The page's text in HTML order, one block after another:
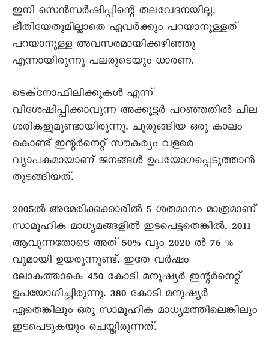
ഇനി സെൻസർഷിപ്പിന്റെ തലവേദനയില്ല,
ഭീതിയേതുമില്ലാതെ ഏവർക്കും പറയാനുള്ളത്
പറയാനുള്ള അവസരമായിക്കഴിഞ്ഞു
എന്നായിരുന്നു പലരുടെയും ധാരണ.
ടെക്നോഫിലിക്കുകൾ എന്ന്
വിശേഷിപ്പിക്കാവുന്ന അക്കൂട്ടർ പറഞ്ഞതിൽ ചില
ശരികളുമുണ്ടായിരുന്നു. ചുരുങ്ങിയ ഒരു കാലം
കൊണ്ട് ഇന്റർനെറ്റ് സൗകര്യം വളരെ
വ്യാപകമായാണ് ജനങ്ങൾ ഉപയോഗപ്പെടുത്താൻ
തുടങ്ങിയത്.
2005ൽ അമേരിക്കക്കാരിൽ 5 ശതമാനം മാത്രമാണ്
സാമൂഹിക മാധ്യമങ്ങളിൽ ഇടപെട്ടതെങ്കിൽ, 2011
ആവുന്നതോടെ അത് 50% വും 2020 ൽ 76 %
വുമായി ഉയരുന്നുണ്ട്. ഇതേ വർഷം
ലോകത്താകെ 450 കോടി മനുഷ്യർ ഇന്റർനെറ്റ്
ഉപയോഗിച്ചിരുന്നു. 380 കോടി മനുഷ്യർ
ഏതെങ്കിലും ഒരു സാമൂഹിക മാധ്യമത്തിലെങ്കിലും
ഇടപെടുകയും ചെയ്തിരുന്നത്.